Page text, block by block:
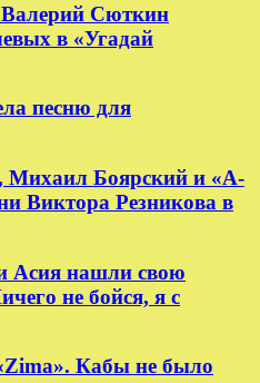
Сюткин
в «Угадай
песню для
Боярский и «А-
Виктора Резникова в
Асия нашли свою
не бойся, я с
Кабы не было